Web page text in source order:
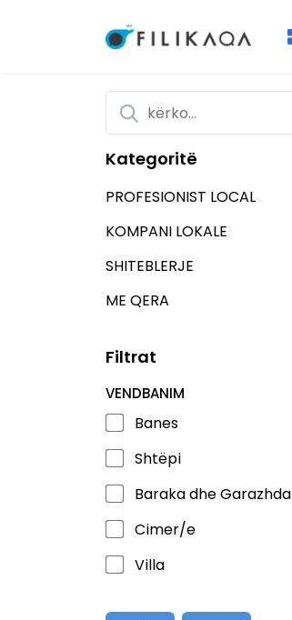
Kategoritë
PROFESIONIST LOCAL
KOMPANI LOKALE
SHITEBLERJE
ME QERA
Filtrat
VENDBANIM
Banes
Shtëpi
Baraka dhe Garazhda
Cimer/e
Villa